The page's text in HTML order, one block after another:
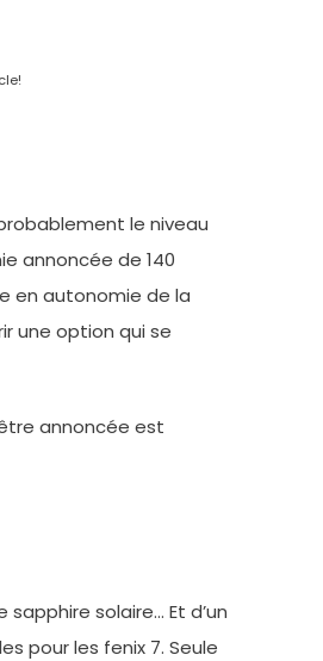
le niveau
annoncée de 140
en autonomie de la
une option qui se
annoncée est
solaire… Et d’un
pour les fenix 7. Seule